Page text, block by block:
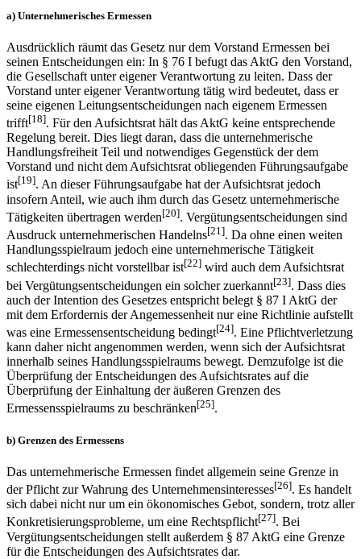
a) Unternehmerisches Ermessen
Ausdrücklich räumt das Gesetz nur dem Vorstand Ermessen bei
seinen Entscheidungen ein: In § 76 I befugt das AktG den Vorstand,
die Gesellschaft unter eigener Verantwortung zu leiten. Dass der
Vorstand unter eigener Verantwortung tätig wird bedeutet, dass er
seine eigenen Leitungsentscheidungen nach eigenem Ermessen
trifft[18]. Für den Aufsichtsrat hält das AktG keine entsprechende
Regelung bereit. Dies liegt daran, dass die unternehmerische
Handlungsfreiheit Teil und notwendiges Gegenstück der dem
Vorstand und nicht dem Aufsichtsrat obliegenden Führungsaufgabe
ist[19]. An dieser Führungsaufgabe hat der Aufsichtsrat jedoch
insofern Anteil, wie auch ihm durch das Gesetz unternehmerische
Tätigkeiten übertragen werden[20]. Vergütungsentscheidungen sind
Ausdruck unternehmerischen Handelns[21]. Da ohne einen weiten
Handlungsspielraum jedoch eine unternehmerische Tätigkeit
schlechterdings nicht vorstellbar ist[22] wird auch dem Aufsichtsrat
bei Vergütungsentscheidungen ein solcher zuerkannt[23]. Dass dies
auch der Intention des Gesetzes entspricht belegt § 87 I AktG der
mit dem Erfordernis der Angemessenheit nur eine Richtlinie aufstellt
was eine Ermessensentscheidung bedingt[24]. Eine Pflichtverletzung
kann daher nicht angenommen werden, wenn sich der Aufsichtsrat
innerhalb seines Handlungsspielraums bewegt. Demzufolge ist die
Überprüfung der Entscheidungen des Aufsichtsrates auf die
Überprüfung der Einhaltung der äußeren Grenzen des
Ermessensspielraums zu beschränken[25].
b) Grenzen des Ermessens
Das unternehmerische Ermessen findet allgemein seine Grenze in
der Pflicht zur Wahrung des Unternehmensinteresses[26]. Es handelt
sich dabei nicht nur um ein ökonomisches Gebot, sondern, trotz aller
Konkretisierungsprobleme, um eine Rechtspflicht[27]. Bei
Vergütungsentscheidungen stellt außerdem § 87 AktG eine Grenze
für die Entscheidungen des Aufsichtsrates dar.